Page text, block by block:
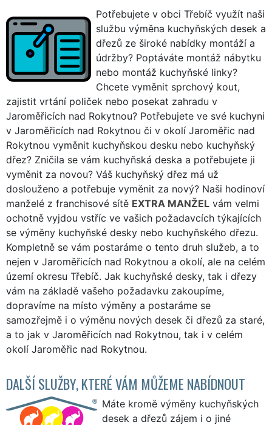
Potřebujete v obci Třebíč využít naši
službu výměna kuchyňských desek a
dřezů ze široké nabídky montáží a
údržby? Poptáváte montáž nábytku
nebo montáž kuchyňské linky?
Chcete vyměnit sprchový kout,
zajistit vrtání poliček nebo posekat zahradu v
Jaroměřicích nad Rokytnou? Potřebujete ve své kuchyni
v Jaroměřicích nad Rokytnou či v okolí Jaroměřic nad
Rokytnou vyměnit kuchyňskou desku nebo kuchyňský
dřez? Zničila se vám kuchyňská deska a potřebujete ji
vyměnit za novou? Váš kuchyňský dřez má už
doslouženo a potřebuje vyměnit za nový? Naši hodinoví
manželé z franchisové sítě EXTRA MANŽEL vám velmi
ochotně vyjdou vstříc ve vašich požadavcích týkajících
se výměny kuchyňské desky nebo kuchyňského dřezu.
Kompletně se vám postaráme o tento druh služeb, a to
nejen v Jaroměřicích nad Rokytnou a okolí, ale na celém
území okresu Třebíč. Jak kuchyňské desky, tak i dřezy
vám na základě vašeho požadavku zakoupíme,
dopravíme na místo výměny a postaráme se
samozřejmě i o výměnu nových desek či dřezů za staré,
a to jak v Jaroměřicích nad Rokytnou, tak i v celém
okolí Jaroměřic nad Rokytnou.
DALŠÍ SLUŽBY, KTERÉ VÁM MŮŽEME NABÍDNOUT
Máte kromě výměny kuchyňských
desek a dřezů zájem i o jiné